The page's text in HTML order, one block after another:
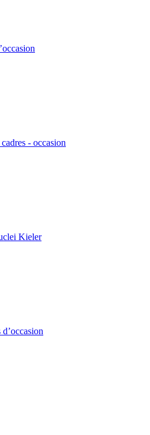
- occasion
Kieler